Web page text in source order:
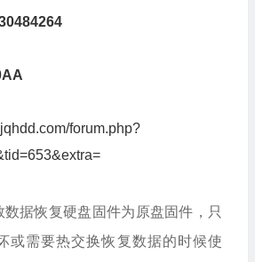
forum.php?
据恢复硬盘固件为原盘固件，只
或需要热交换恢复数据的时候使